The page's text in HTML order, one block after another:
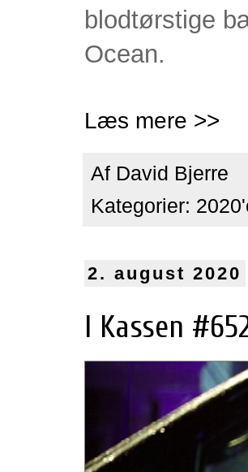
blodtørstige
Ocean.
Læs mere >>
Af David Bjerre
Kategorier:
2. august 2020
I Kassen